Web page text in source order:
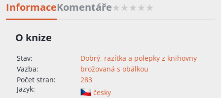
InformaceKomentáře
O knize
Stav:
Dobrý, razítka a polepky z knihovny
Vazba:
brožovaná s obálkou
Počet stran:
283
Jazyk:
česky